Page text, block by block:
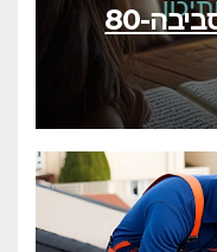
מורה פרטי ביקנעם והסביבה-80